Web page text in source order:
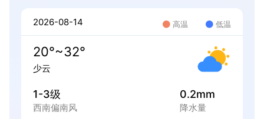
2026-08-14 高温 低温
20°~32°
少云
1-3级
西南偏南风
0.2mm
降水量